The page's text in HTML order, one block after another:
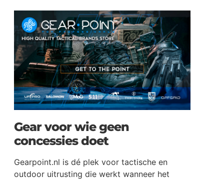
Gear voor wie geen
concessies doet
Gearpoint.nl is dé plek voor tactische en
outdoor uitrusting die werkt wanneer het